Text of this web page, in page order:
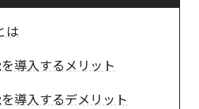
は
導入するメリット
導入するデメリット